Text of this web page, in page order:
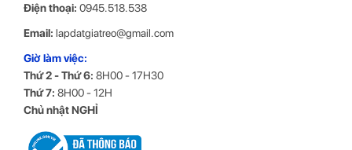
Điện thoại: 0945.518.538
Email: lapdatgiatreo@gmail.com
Giờ làm việc:
Thứ 2 - Thứ 6: 8H00 - 17H30
Thứ 7: 8H00 - 12H
Chủ nhật NGHỈ